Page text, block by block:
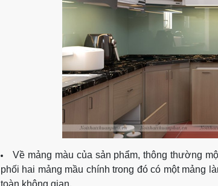
Về mảng màu của sản phẩm, thông thường
phối hai mảng mầu chính trong đó có một mảng
toàn không gian.